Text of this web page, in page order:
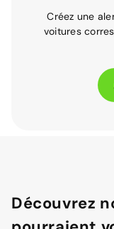
Créez une
voitures
Découvrez